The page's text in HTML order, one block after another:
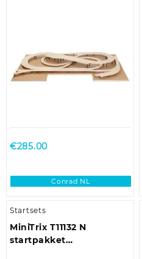
€285.00
Conrad NL
Startsets
MiniTrix T11132 N
startpakket